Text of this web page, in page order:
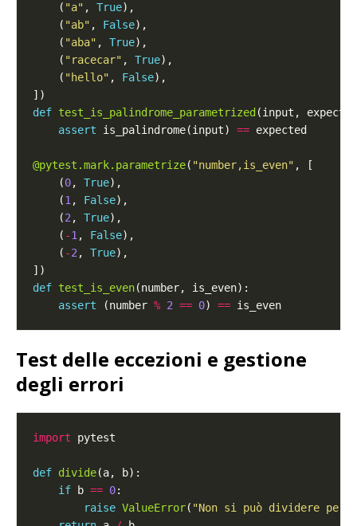
    (
"a" , True
    (
"ab" , False
    (
"aba" , True
    (
"racecar" , True
    (
"hello" , False
def test_is_palindrome_parametrized
assert is_palindrome(input) ==
@pytest.mark.parametrize( "number,is_even"
    (
0, True
    (
1 , False
    (
2 , True
    (
-1 , False
    (
-2 , True
def test_is_even
assert (number % 2 == 0) ==
Test delle eccezioni e gestione
degli errori
import
def divide
if b == 0
raise ValueError( "Non si può dividere per